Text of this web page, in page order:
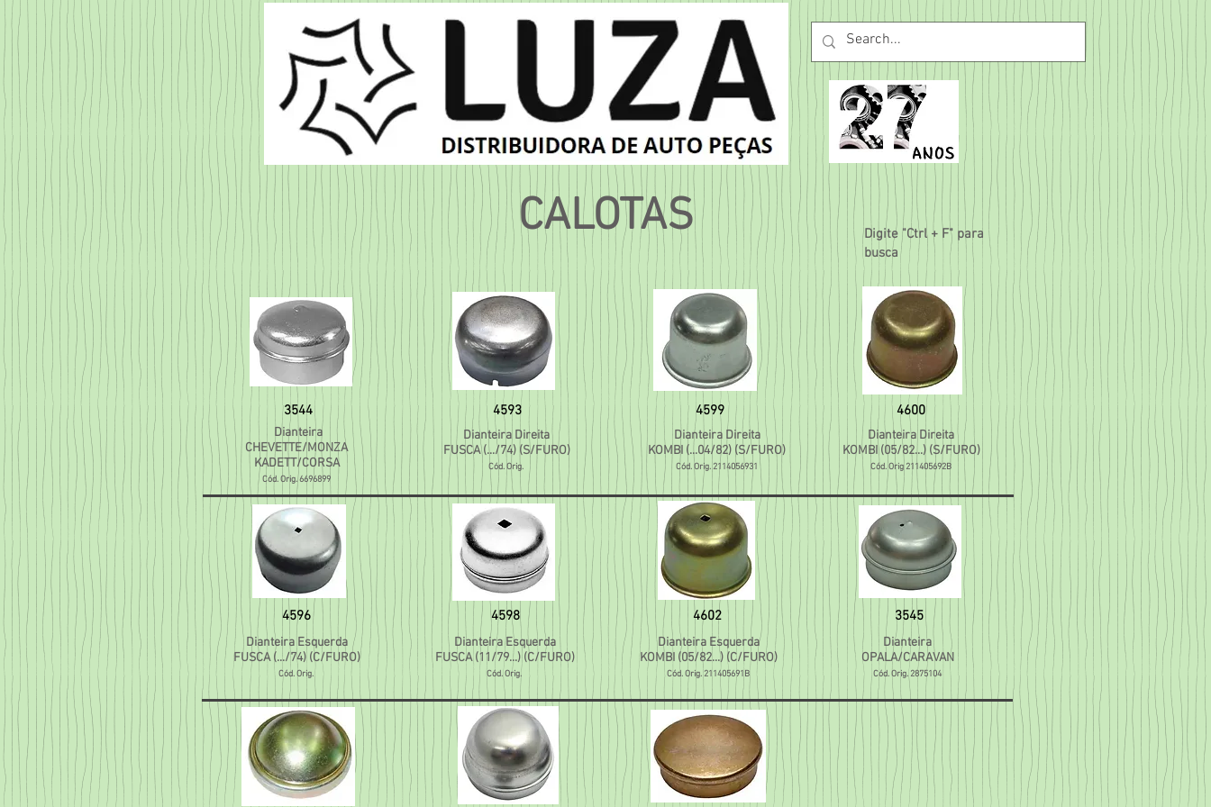
CALOTAS
Digite "Ctrl + F" para
busca
3544
Dianteira
CHEVETTE/MONZA
KADETT/CORSA
Cód. Orig. 6696899
4593
Dianteira Direita
FUSCA (.../74) (S/FURO)
Cód. Orig.
4599
Dianteira Direita
KOMBI (...04/82) (S/FURO)
Cód. Orig. 2114056931
4600
Dianteira Direita
KOMBI (05/82...) (S/FURO)
Cód. Orig 211405692B
4596
Dianteira Esquerda
FUSCA (.../74) (C/FURO)
Cód. Orig.
4598
Dianteira Esquerda
FUSCA (11/79...) (C/FURO)
Cód. Orig.
4602
Dianteira Esquerda
KOMBI (05/82...) (C/FURO)
Cód. Orig. 211405691B
3545
Dianteira
OPALA/CARAVAN
Cód. Orig. 2875104